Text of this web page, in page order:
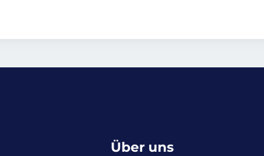
Über uns